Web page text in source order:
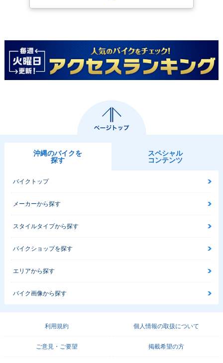
沖縄のバイクを
探す
スペシャル
コンテンツ
バイクトップ
メーカーから探す
スタイルタイプから探す
バイクショップを探す
エリアから探す
バイク画像から探す
利用規約 個人情報の取扱について
ご意見・ご要望 掲載希望の方